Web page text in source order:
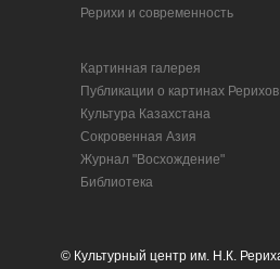
Рерихи и современность
Картинная галерея
Публикации о картинах Рерихов
Культура Казахстана
Сокровенная Азия
Журнал "Восхождение"
Библиотека
© Культурный центр им. Н.К.